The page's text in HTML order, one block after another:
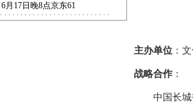
6月17日晚8点京东61
主办单位 ：
战略合作 ：
中国长城